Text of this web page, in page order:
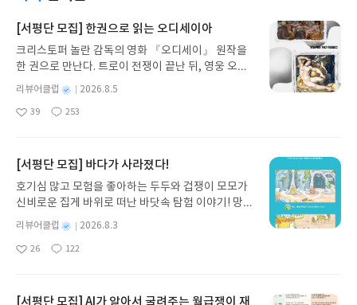
[서평단 모집] 한권으로 읽는 오디세이아
크리스토퍼 놀란 감독의 영화 『오디세이』 원작을
한 권으로 만난다. 트로이 전쟁이 끝난 뒤, 영웅 오디
세우스는 고향 이타케로 돌아가기 위해 키클롭스, 마
녀 키르케, 세이렌의 노래, 포세이돈의 분노를 헤쳐
나간다. 그리스 철학 전공자인 옮긴이가 호메로스의
지 않고 끝까지 읽을 수 있다. 3천 년을 이어 온 귀향
과 모험의 대서사시가 가장 읽기 편한 번역으로 새롭
게 펼쳐진다.한권으로 읽는 오디세이아글쓴이호메로
스 저/육혜원 역출판사이화북스 예스24 바로가기 닫
기모집인원 : 5명신청기간 : 2026.08.05 ~ 2026.08.
09발표일자 : 2026.08.13리뷰 작성기한 : 도서/상품
별
리뷰어클럽
성
2026.8.5
좋
39
댓
253
작
[서평단 모집] 바다가 사라졌다!
호기심 많고 모험을 좋아하는 두두와 겁쟁이 모모가
신비로운 집게 바위로 떠난 바닷속 탐험 이야기! 망둥
이, 소라게, 낙지 같은 바다 친구들과 신나게 놀던 중
갑자기 거대해진 집게 바위의 비밀을 마주하게 되는
데, 과연 바다에 무슨 일이 벌어진 걸까요? 상상력을
빛 예스24 바로가기 닫기모집인원 : 20명신청기간 :
별
리뷰어클럽
성
2026.8.3
좋
26
댓
122
작
[서평단 모집] AI가 알아서 굴려주는 월급쟁이 재